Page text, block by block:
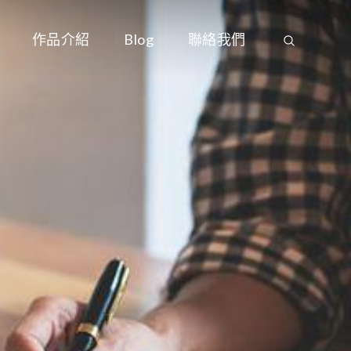
作品介紹 Blog 聯絡我們